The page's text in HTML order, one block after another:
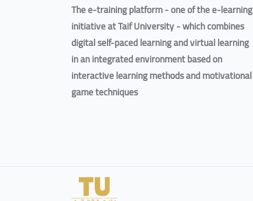
The e-training platform - one of the e-learning
initiative at Taif University - which combines
digital self-paced learning and virtual learning
in an integrated environment based on
interactive learning methods and motivational
game techniques